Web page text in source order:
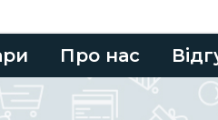
Про нас